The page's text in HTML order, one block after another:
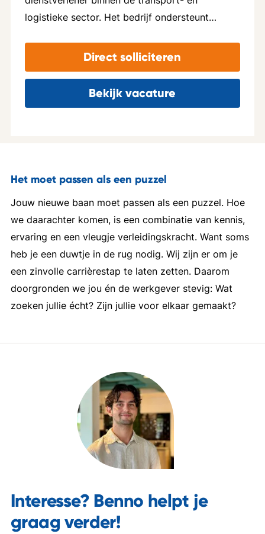
ruimte voor uitjes en gezelligheid. Bedrijf in vijf
woorden: Dynamisch, ondernemend,
servicegericht, flexibel, informeel
logistieke sector. Het bedrijf ondersteunt
oplossingen rondom brandstof, tol en
administratieve processen. Met de hun speciale
kaart kunnen klanten voordelig tanken binnen
een uitgebreid Europees netwerk van
organisatie werkt nauw samen met
internationale transportbedrijven, van
zelfstandige chauffeurs tot grote fleetowners,
en helpt hen dagelijks om hun operatie soepel
en kostenefficiënt te laten verlopen. Bedrijf in
vijf woorden: transparant, ambitieus,
internationaal, gedreven, ondernemend
Direct solliciteren
Bekijk vacature
Het moet passen als een puzzel
Jouw nieuwe baan moet passen als een puzzel. Hoe
we daarachter komen, is een combinatie van kennis,
ervaring en een vleugje verleidingskracht. Want soms
heb je een duwtje in de rug nodig. Wij zijn er om je
een zinvolle carrièrestap te laten zetten. Daarom
doorgronden we jou én de werkgever stevig: Wat
zoeken jullie écht? Zijn jullie voor elkaar gemaakt?
Interesse? Benno helpt je
graag verder!